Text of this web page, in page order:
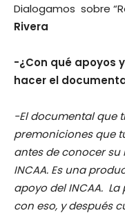
Dialogamos sobre
Rivera
-¿Con qué apoyos
hacer el
-El documental que
premoniciones que
antes de conocer
INCAA. Es una
apoyo del INCAA.
con eso, y después